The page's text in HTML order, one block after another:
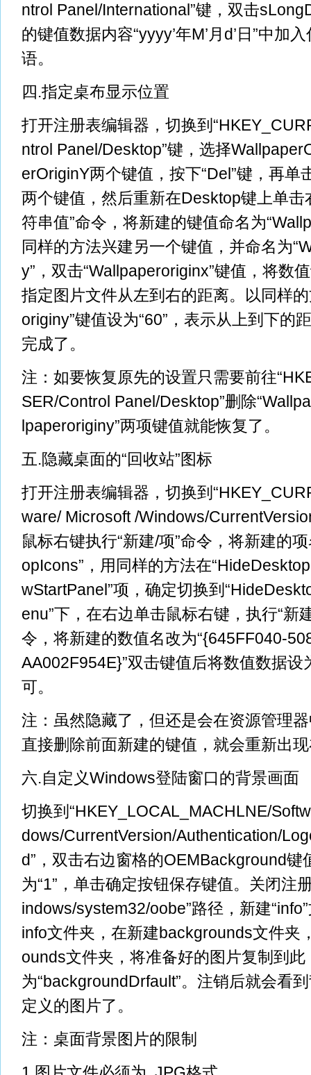
ntrol Panel/International”键，双击
的键值数据内容“yyyy’年M’月d’日”中加
语。
四.指定桌布显示位置
打开注册表编辑器，切换到
ntrol Panel/Desktop”键，选择
erOriginY两个键值，按下“Del”键，再单
两个键值，然后重新在Desktop键上单击
符串值”命令，将新建的键值命名为
同样的方法兴建另一个键值，并命名为
y”，双击“Wallpaperoriginx”键值，将数
指定图片文件从左到右的距离。以同样
originy”键值设为“60”，表示从上到下的
完成了。
注：如要恢复原先的设置只需要前往
SER/Control Panel/Desktop”删除
lpaperoriginy”两项键值就能恢复了。
五.隐藏桌面的“回收站”图标
打开注册表编辑器，切换到
ware/ Microsoft /Windows/
鼠标右键执行“新建/项”命令，将新建的
opIcons”，用同样的方法在
wStartPanel”项，确定切换到
enu”下，在右边单击鼠标右键，执行“新
令，将新建的数值名改为“{645FF040-
AA002F954E}”双击键值后将数值数据设
可。
注：虽然隐藏了，但还是会在资源管理
直接删除前面新建的键值，就会重新出
六.自定义Windows登陆窗口的背景画面
切换到“HKEY_LOCAL_MACHLNE/
dows/CurrentVersion/Authentication/
d”，双击右边窗格的OEMBackground键
为“1”，单击确定按钮保存键值。关闭注
indows/system32/oobe”路径，新建
info文件夹，在新建backgrounds文件夹
ounds文件夹，将准备好的图片复制到
为“backgroundDrfault”。注销后就会看
定义的图片了。
注：桌面背景图片的限制